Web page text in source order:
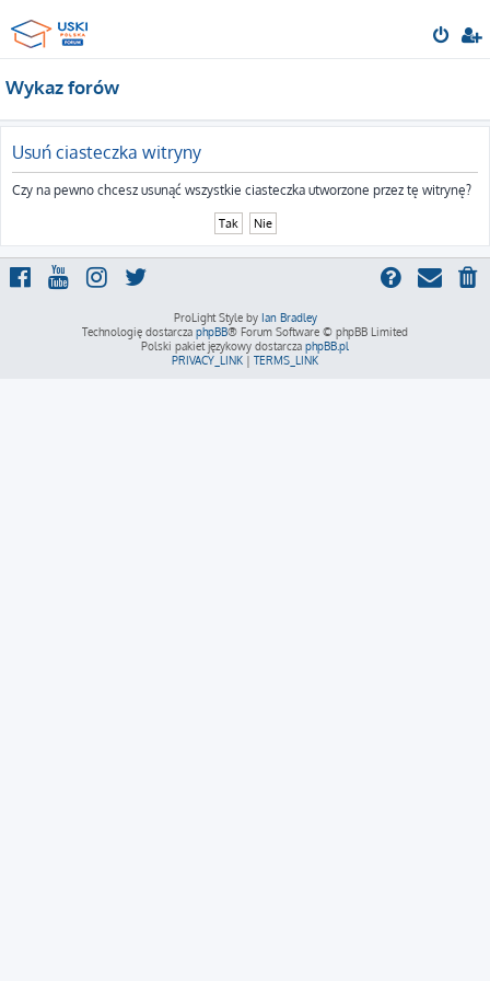
Wykaz forów
Usuń ciasteczka witryny
Czy na pewno chcesz usunąć wszystkie ciasteczka utworzone przez tę witrynę?
ProLight Style by Ian Bradley
Technologię dostarcza phpBB® Forum Software © phpBB Limited
Polski pakiet językowy dostarcza phpBB.pl
PRIVACY_LINK | TERMS_LINK